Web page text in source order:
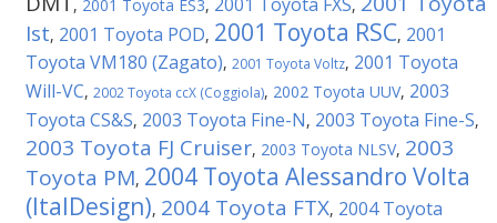
, 2001 Toyota ES3, ,
Ist, 2001 Toyota POD, 2001 Toyota RSC, 2001
Toyota VM180 (Zagato), 2001 Toyota Voltz, 2001 Toyota
Will-VC, 2002 Toyota ccX (Coggiola), 2002 Toyota UUV, 2003
Toyota CS&S, 2003 Toyota Fine-N, 2003 Toyota Fine-S,
2003 Toyota FJ Cruiser, 2003 Toyota NLSV, 2003
Toyota PM, 2004 Toyota Alessandro Volta
(ItalDesign), 2004 Toyota FTX, 2004 Toyota